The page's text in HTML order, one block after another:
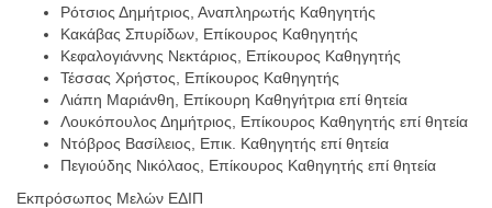
Ρότσιος Δημήτριος, Αναπληρωτής Καθηγητής
Κακάβας Σπυρίδων, Επίκουρος Καθηγητής
Κεφαλογιάννης Νεκτάριος, Επίκουρος Καθηγητής
Τέσσας Χρήστος, Επίκουρος Καθηγητής
Λιάπη Μαριάνθη, Επίκουρη Καθηγήτρια επί θητεία
Λουκόπουλος Δημήτριος, Επίκουρος Καθηγητής επί θητεία
Ντόβρος Βασίλειος, Επικ. Καθηγητής επί θητεία
Πεγιούδης Νικόλαος, Επίκουρος Καθηγητής επί θητεία
Εκπρόσωπος Μελών ΕΔΙΠ